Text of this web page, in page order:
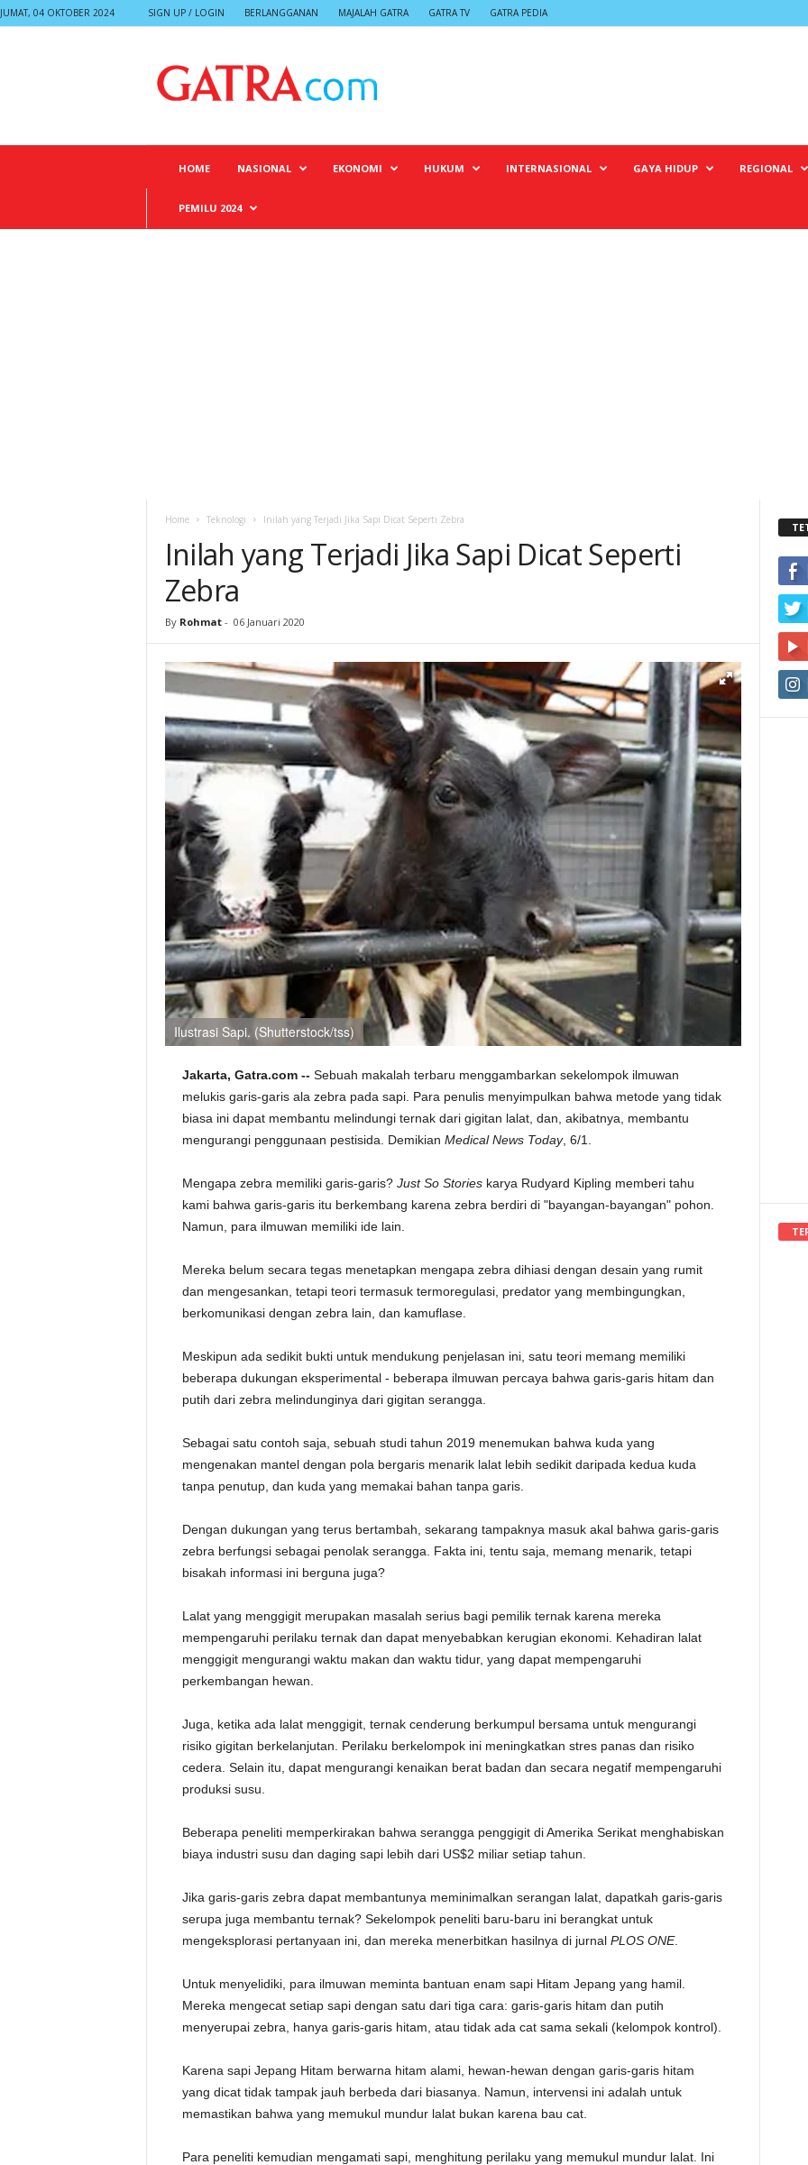
JUMAT, 04 OKTOBER 2024 SIGN UP / LOGIN BERLANGGANAN MAJALAH GATRA GATRA TV GATRA PEDIA
HOME NASIONAL EKONOMI HUKUM INTERNASIONAL GAYA HIDUP REGIONAL
PEMILU 2024
Home Teknologi Inilah yang Terjadi Jika Sapi Dicat Seperti Zebra
Inilah yang Terjadi Jika Sapi Dicat Seperti
Zebra
By Rohmat - 06 Januari 2020
Ilustrasi Sapi. (Shutterstock/tss)
Jakarta, Gatra.com --Sebuah makalah terbaru menggambarkan sekelompok ilmuwan
melukis garis-garis ala zebra pada sapi. Para penulis menyimpulkan bahwa metode yang tidak
biasa ini dapat membantu melindungi ternak dari gigitan lalat, dan, akibatnya, membantu
mengurangi penggunaan pestisida. Demikian Medical News Today, 6/1.
Mengapa zebra memiliki garis-garis? Just So Storieskarya Rudyard Kipling memberi tahu
kami bahwa garis-garis itu berkembang karena zebra berdiri di "bayangan-bayangan" pohon.
Namun, para ilmuwan memiliki ide lain.
Mereka belum secara tegas menetapkan mengapa zebra dihiasi dengan desain yang rumit
dan mengesankan, tetapi teori termasuk termoregulasi, predator yang membingungkan,
berkomunikasi dengan zebra lain, dan kamuflase.
Meskipun ada sedikit bukti untuk mendukung penjelasan ini, satu teori memang memiliki
beberapa dukungan eksperimental - beberapa ilmuwan percaya bahwa garis-garis hitam dan
putih dari zebra melindunginya dari gigitan serangga.
Sebagai satu contoh saja, sebuah studi tahun 2019 menemukan bahwa kuda yang
mengenakan mantel dengan pola bergaris menarik lalat lebih sedikit daripada kedua kuda
tanpa penutup, dan kuda yang memakai bahan tanpa garis.
Dengan dukungan yang terus bertambah, sekarang tampaknya masuk akal bahwa garis-garis
zebra berfungsi sebagai penolak serangga. Fakta ini, tentu saja, memang menarik, tetapi
bisakah informasi ini berguna juga?
Lalat yang menggigit merupakan masalah serius bagi pemilik ternak karena mereka
mempengaruhi perilaku ternak dan dapat menyebabkan kerugian ekonomi. Kehadiran lalat
menggigit mengurangi waktu makan dan waktu tidur, yang dapat mempengaruhi
perkembangan hewan.
Juga, ketika ada lalat menggigit, ternak cenderung berkumpul bersama untuk mengurangi
risiko gigitan berkelanjutan. Perilaku berkelompok ini meningkatkan stres panas dan risiko
cedera. Selain itu, dapat mengurangi kenaikan berat badan dan secara negatif mempengaruhi
produksi susu.
Beberapa peneliti memperkirakan bahwa serangga penggigit di Amerika Serikat menghabiskan
biaya industri susu dan daging sapi lebih dari US$2 miliar setiap tahun.
Jika garis-garis zebra dapat membantunya meminimalkan serangan lalat, dapatkah garis-garis
serupa juga membantu ternak? Sekelompok peneliti baru-baru ini berangkat untuk
mengeksplorasi pertanyaan ini, dan mereka menerbitkan hasilnya di jurnal PLOS ONE.
Untuk menyelidiki, para ilmuwan meminta bantuan enam sapi Hitam Jepang yang hamil.
Mereka mengecat setiap sapi dengan satu dari tiga cara: garis-garis hitam dan putih
menyerupai zebra, hanya garis-garis hitam, atau tidak ada cat sama sekali (kelompok kontrol).
Karena sapi Jepang Hitam berwarna hitam alami, hewan-hewan dengan garis-garis hitam
yang dicat tidak tampak jauh berbeda dari biasanya. Namun, intervensi ini adalah untuk
memastikan bahwa yang memukul mundur lalat bukan karena bau cat.
Para peneliti kemudian mengamati sapi, menghitung perilaku yang memukul mundur lalat. Ini